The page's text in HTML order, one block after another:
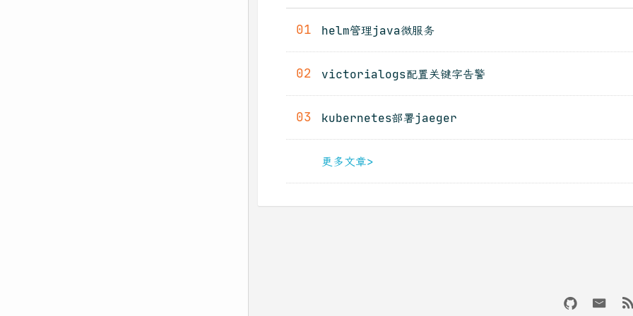
01 helm管理java微服务
02 victorialogs配置关键字告警
03 kubernetes部署jaeger
更多文章>